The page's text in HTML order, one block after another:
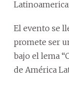
El evento se
promete ser
bajo el lema
de América